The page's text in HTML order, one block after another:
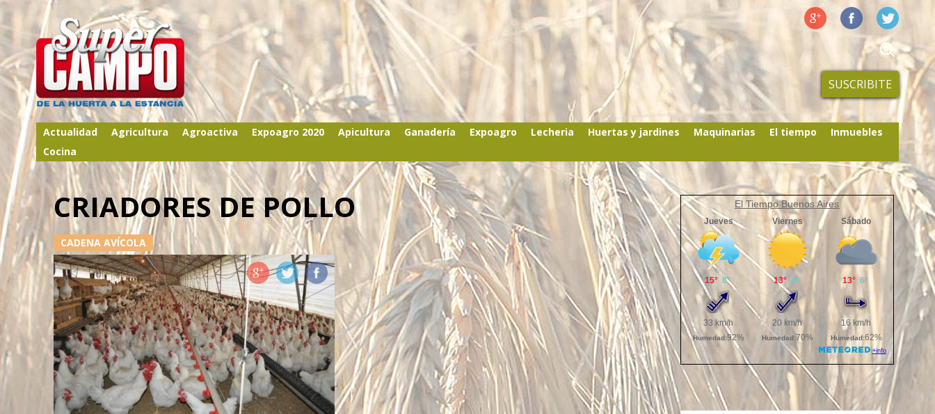
SUSCRIBITE
Actualidad Agricultura Agroactiva Expoagro 2020 Apicultura Ganadería Expoagro Lecheria Huertas y jardines Maquinarias El tiempo
Inmuebles
Cocina
CRIADORES DE POLLO
CADENA AVÍCOLA
El Tiempo Buenos Aires